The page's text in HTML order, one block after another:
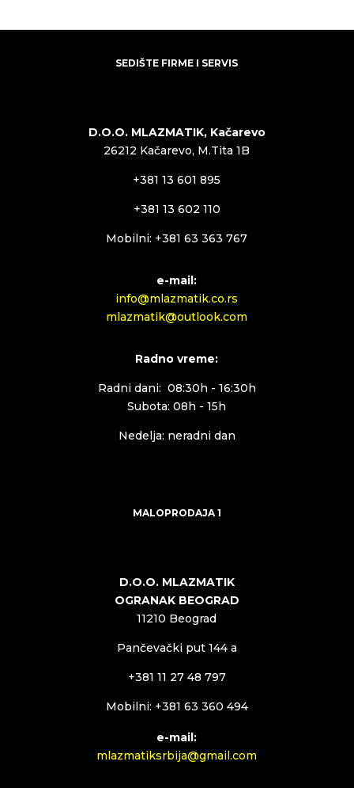
SEDIŠTE FIRME I SERVIS
D.O.O. MLAZMATIK, Kačarevo
26212 Kačarevo, M.Tita 1B
+381 13 601 895
+381 13 602 110
Mobilni: +381 63 363 767
e-mail:
info@mlazmatik.co.rs
mlazmatik@outlook.com
Radno vreme:
Radni dani: 08:30h - 16:30h
Subota: 08h - 15h
Nedelja: neradni dan
MALOPRODAJA 1
D.O.O. MLAZMATIK
OGRANAK BEOGRAD
11210 Beograd
Pančevački put 144 a
+381 11 27 48 797
Mobilni: +381 63 360 494
e-mail:
mlazmatiksrbija@gmail.com